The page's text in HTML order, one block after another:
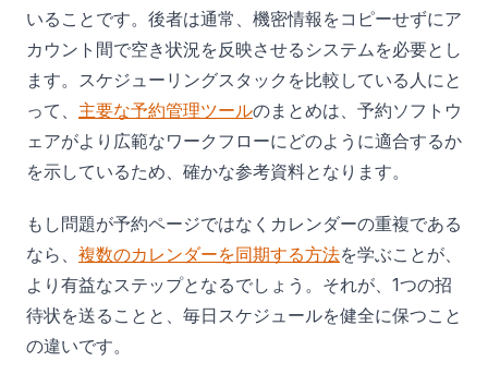
いることです。後者は通常、機密情報をコピーせずにア
カウント間で空き状況を反映させるシステムを必要とし
ます。スケジューリングスタックを比較している人にと
って、 主要な予約管理ツールのまとめは、予約ソフトウ
ェアがより広範なワークフローにどのように適合するか
を示しているため、確かな参考資料となります。
もし問題が予約ページではなくカレンダーの重複である
なら、 複数のカレンダーを同期する方法を学ぶことが、
より有益なステップとなるでしょう。それが、1つの招
待状を送ることと、毎日スケジュールを健全に保つこと
の違いです。